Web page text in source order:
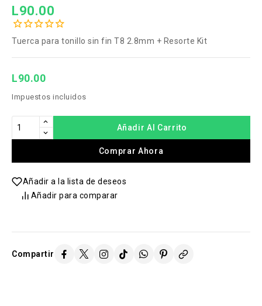
L90.00
Tuerca para tonillo sin fin T8 2.8mm + Resorte Kit
L90.00
Impuestos incluidos
Añadir Al Carrito
Comprar Ahora
Añadir a la lista de deseos
Añadir para comparar
Compartir